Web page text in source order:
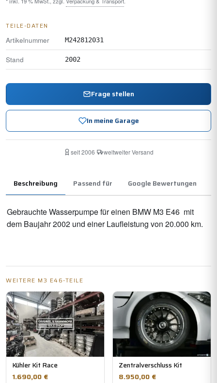
TEILE-DATEN
Artikelnummer
M242812031
Stand 2002
Frage stellen
In meine Garage
seit 2006· weltweiter Versand
Beschreibung Passend für Google Bewertungen
Gebrauchte Wasserpumpe für einen BMW M3 E46 mit
dem Baujahr 2002 und einer Laufleistung von 20.000 km.
WEITERE M3 E46-TEILE
Kühler Kit Race
1.690,00 €
Zentralverschluss Kit
8.950,00 €